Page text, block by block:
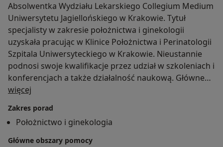
Absolwentka Wydziału Lekarskiego Collegium Medium
Uniwersytetu Jagiellońskiego w Krakowie. Tytuł
specjalisty w zakresie położnictwa i ginekologii
uzyskała pracując w Klinice Położnictwa i Perinatologii
Szpitala Uniwersyteckiego w Krakowie. Nieustannie
podnosi swoje kwalifikacje przez udział w szkoleniach i
konferencjach a także działalność naukową. Główne
zainteresowania oraz praca zawodowa związane są z
diagnostyką ultrasonograficzną płodu i narządu
rodnego a także codziennymi problemami
ginekologicznymi kobiet wraz z poradnictwem
więcej
Zakres porad
Położnictwo i ginekologia
Główne obszary pomocy